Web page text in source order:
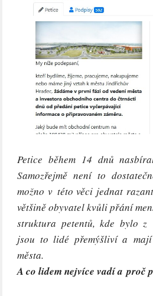
Petice během 14 dnů
Samozřejmě není to
možno v této věci jednat
většině obyvatel kvůli přání
struktura petentů, kde bylo z
jsou to lidé přemýšliví a
města.
A co lidem nejvíce vadí a proč